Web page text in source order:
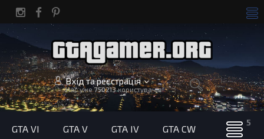
Вхід та реєстрація
Нас уже750213користувачів!
GTA VI GTA V GTA IV GTA CW